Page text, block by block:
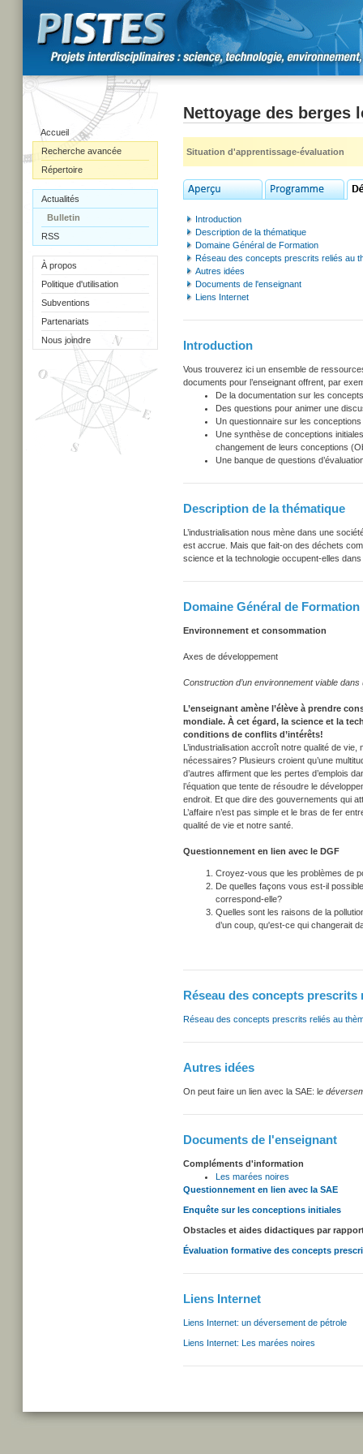
Accueil
Recherche avancée
Répertoire
Actualités
Bulletin
RSS
À propos
Politique d'utilisation
Subventions
Partenariats
Nous joindre
Nettoyage des berges
Situation d'apprentissage-évaluation
Introduction
Description de la thématique
Domaine Général de Formation
Réseau des concepts prescrits reliés au
Autres idées
Documents de l'enseignant
Liens Internet
Introduction
Vous trouverez ici un ensemble de
documents pour l’enseignant offrent, par
De la documentation sur les
Des questions pour animer une
Un questionnaire sur les
Une synthèse de conceptions
changement de leurs conceptions
Une banque de questions
Description de la thématique
L’industrialisation nous mène dans une
est accrue. Mais que fait-on des déchets
science et la technologie occupent-elles
Domaine Général de Formation
Environnement et consommation
Axes de développement
Construction d’un environnement viable
L’enseignant amène l’élève à prendre
mondiale. À cet égard, la science et la
conditions de conflits d’intérêts!
L’industrialisation accroît notre qualité de
nécessaires? Plusieurs croient qu’une
d’autres affirment que les pertes d’emplois
l’équation que tente de résoudre le
endroit. Et que dire des gouvernements qui
L’affaire n’est pas simple et le bras de fer
qualité de vie et notre santé.
Questionnement en lien avec le DGF
Croyez-vous que les problèmes de
De quelles façons vous est-il
correspond-elle?
Quelles sont les raisons de la
d’un coup, qu'est-ce qui changerait
Réseau des concepts prescrits
Réseau des concepts prescrits reliés au
Autres idées
On peut faire un lien avec la SAE: le
Documents de l'enseignant
Compléments d'information
Les marées noires
Questionnement en lien avec la SAE
Enquête sur les conceptions initiales
Obstacles et aides didactiques par
Évaluation formative des concepts
Liens Internet
Liens Internet: un déversement de pétrole
Liens Internet: Les marées noires